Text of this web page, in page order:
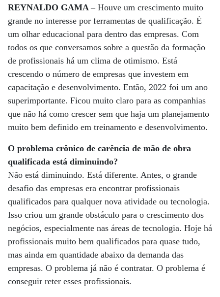
REYNALDO GAMA –Houve um crescimento muito
grande no interesse por ferramentas de qualificação. É
um olhar educacional para dentro das empresas. Com
todos os que conversamos sobre a questão da formação
de profissionais há um clima de otimismo. Está
crescendo o número de empresas que investem em
capacitação e desenvolvimento. Então, 2022 foi um ano
superimportante. Ficou muito claro para as companhias
que não há como crescer sem que haja um planejamento
muito bem definido em treinamento e desenvolvimento.
O problema crônico de carência de mão de obra
qualificada está diminuindo?
Não está diminuindo. Está diferente. Antes, o grande
desafio das empresas era encontrar profissionais
qualificados para qualquer nova atividade ou tecnologia.
Isso criou um grande obstáculo para o crescimento dos
negócios, especialmente nas áreas de tecnologia. Hoje há
profissionais muito bem qualificados para quase tudo,
mas ainda em quantidade abaixo da demanda das
empresas. O problema já não é contratar. O problema é
conseguir reter esses profissionais.